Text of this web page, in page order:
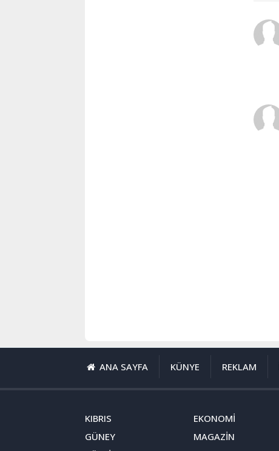
ANA SAYFA KÜNYE REKLAM
KIBRIS
GÜNEY
EKONOMİ
MAGAZİN